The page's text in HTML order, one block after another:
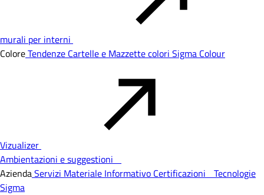
murali per interni
ColoreTendenze Cartelle e Mazzette colori Sigma Colour
Vizualizer
Ambientazioni e suggestioni
AziendaServizi Materiale Informativo Certificazioni Tecnologie
Sigma